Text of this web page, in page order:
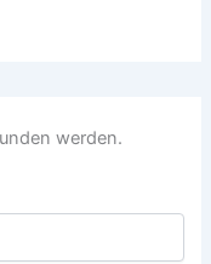
werden.